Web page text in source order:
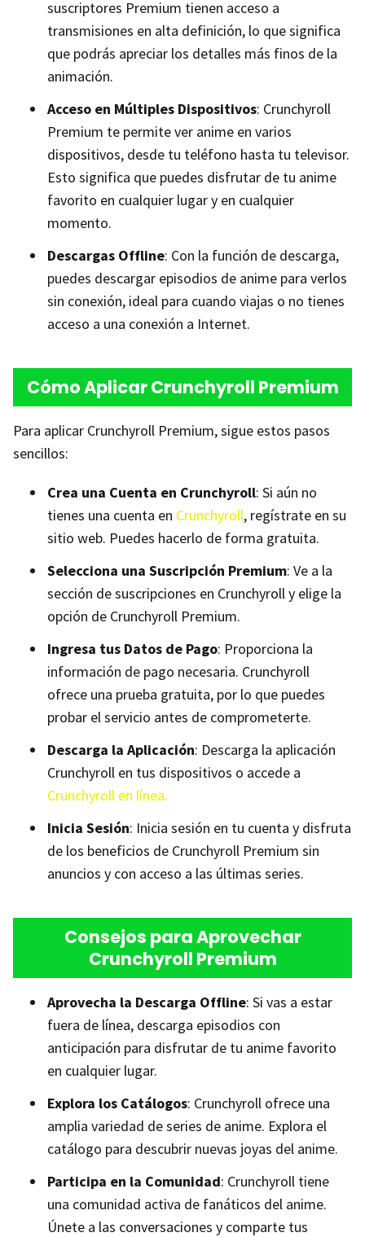
suscriptores Premium tienen acceso a
transmisiones en alta definición, lo que significa
que podrás apreciar los detalles más finos de la
animación.
Acceso en Múltiples Dispositivos: Crunchyroll
Premium te permite ver anime en varios
dispositivos, desde tu teléfono hasta tu televisor.
Esto significa que puedes disfrutar de tu anime
favorito en cualquier lugar y en cualquier
momento.
Descargas Offline: Con la función de descarga,
puedes descargar episodios de anime para verlos
sin conexión, ideal para cuando viajas o no tienes
acceso a una conexión a Internet.
Cómo Aplicar Crunchyroll Premium
Para aplicar Crunchyroll Premium, sigue estos pasos
sencillos:
Crea una Cuenta en Crunchyroll: Si aún no
tienes una cuenta en Crunchyroll, regístrate en su
sitio web. Puedes hacerlo de forma gratuita.
Selecciona una Suscripción Premium: Ve a la
sección de suscripciones en Crunchyroll y elige la
opción de Crunchyroll Premium.
Ingresa tus Datos de Pago: Proporciona la
información de pago necesaria. Crunchyroll
ofrece una prueba gratuita, por lo que puedes
probar el servicio antes de comprometerte.
Descarga la Aplicación: Descarga la aplicación
Crunchyroll en tus dispositivos o accede a
Crunchyroll en línea.
Inicia Sesión: Inicia sesión en tu cuenta y disfruta
de los beneficios de Crunchyroll Premium sin
anuncios y con acceso a las últimas series.
Consejos para Aprovechar
Crunchyroll Premium
Aprovecha la Descarga Offline: Si vas a estar
fuera de línea, descarga episodios con
anticipación para disfrutar de tu anime favorito
en cualquier lugar.
Explora los Catálogos: Crunchyroll ofrece una
amplia variedad de series de anime. Explora el
catálogo para descubrir nuevas joyas del anime.
Participa en la Comunidad: Crunchyroll tiene
una comunidad activa de fanáticos del anime.
Únete a las conversaciones y comparte tus